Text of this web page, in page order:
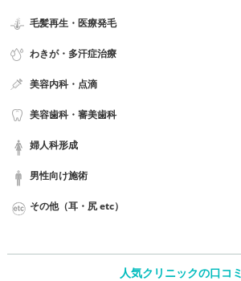
毛髪再生・医療発毛
わきが・多汗症治療
美容内科・点滴
美容歯科・審美歯科
婦人科形成
男性向け施術
その他（耳・尻 etc）
人気クリニックの口コミ